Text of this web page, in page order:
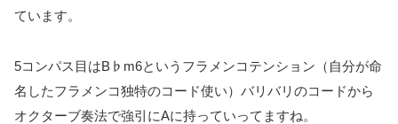
ています。
5コンパス目はB♭m6というフラメンコテンション（自分が命
名したフラメンコ独特のコード使い）バリバリのコードから
オクターブ奏法で強引にAに持っていってますね。